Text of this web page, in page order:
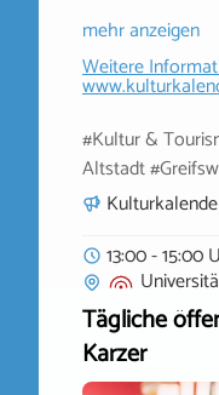
mehr anzeigen
Weitere
#Kultur &
Altstadt
13:00 - 15:00
Tägliche
Karzer